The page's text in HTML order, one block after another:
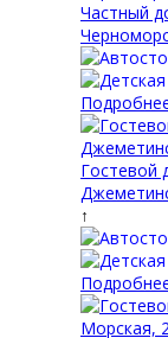
Частный
Гостевой
↑